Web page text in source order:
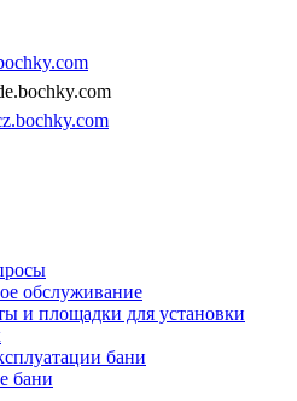
обслуживание
и площадки для установки
бани
бани